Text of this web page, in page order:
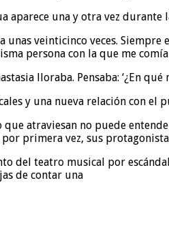
aparece una y otra vez durante
unas veinticinco veces. Siempre
persona con la que me
lloraba. Pensaba: ‘¿En
y una nueva relación con el
que atraviesan no puede
primera vez, sus
del teatro musical por
de contar una